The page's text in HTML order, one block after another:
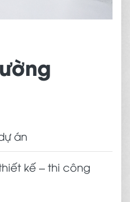
án
kế – thi công